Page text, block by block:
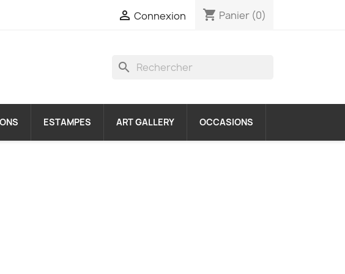
 Connexion shopping_cart Panier (0)
search
ESTAMPES ART GALLERY OCCASIONS